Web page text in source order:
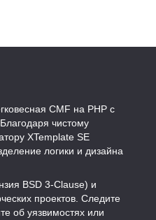
CMF на PHP с
чистому
XTemplate SE
логики и дизайна
BSD 3-Clause) и
проектов. Следите
об уязвимостях или